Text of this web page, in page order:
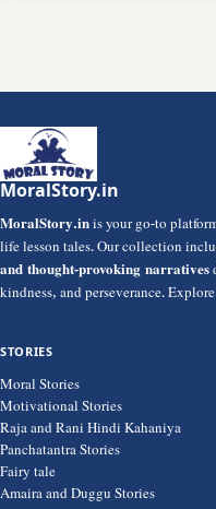
MoralStory.in
MoralStory.inis your go-to
life lesson tales. Our collection
and thought-provoking narratives
kindness, and perseverance.
STORIES
Moral Stories
Motivational Stories
Raja and Rani Hindi Kahaniya
Panchatantra Stories
Fairy tale
Amaira and Duggu Stories